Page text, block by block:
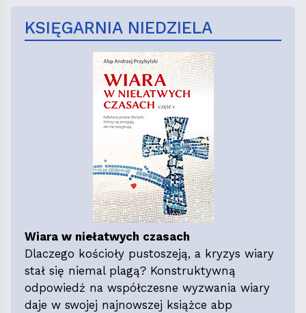
KSIĘGARNIA NIEDZIELA
Wiara w niełatwych czasach
Dlaczego kościoły pustoszeją, a kryzys wiary
stał się niemal plagą? Konstruktywną
odpowiedź na współczesne wyzwania wiary
daje w swojej najnowszej książce abp